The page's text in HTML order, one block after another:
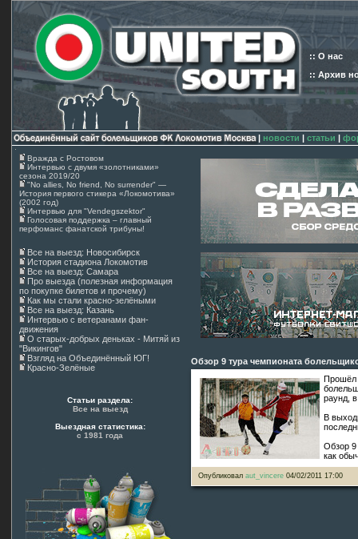
:: О нас
:: Архив
| новости | статьи |
Вражда с Ростовом
Интервью с двумя «золотниками»
сезона 2019/20
"No allies, No friend, No surrender" —
История первого стикера «Локомотива»
(2002 год)
Интервью для "Vendegszektor"
Голосовая поддержка – главный
перфоманс фанатской трибуны!
Все на выезд: Новосибирск
История стадиона Локомотив
Все на выезд: Самара
Про выезда (полезная информация
по покупке билетов и прочему)
Как мы стали красно-зелёными
Все на выезд: Казань
Интервью с ветеранами фан-
движения
О старых-добрых деньках - Митяй из
"Викингов"
Взгляд на Объединённый ЮГ!
Красно-Зелёные
Статьи раздела:
Все на выезд
Выездная статистика:
с 1981 года
Обзор 9 тура чемпионата
Прошёл
раунд,
В
Обзор
как
Опубликовал aut_vincere 04/02/2011 17:00